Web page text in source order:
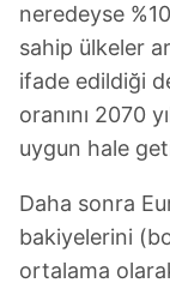
neredeyse
sahip ülkeler
ifade edildiği
oranını 2070
uygun hale
Daha sonra
bakiyelerini
ortalama